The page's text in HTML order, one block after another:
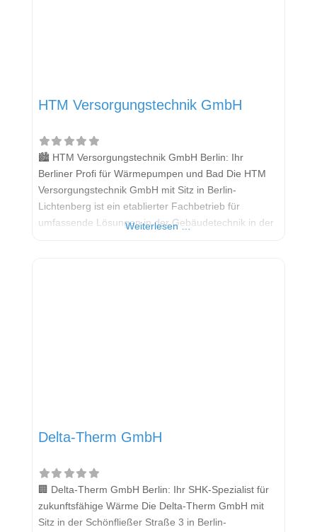
HTM Versorgungstechnik GmbH
🏙️ HTM Versorgungstechnik GmbH Berlin: Ihr
Berliner Profi für Wärmepumpen und Bad Die HTM
Versorgungstechnik GmbH mit Sitz in Berlin-
Lichtenberg ist ein etablierter Fachbetrieb für
umfassende Lösungen in der Gebäudetechnik in der
Weiterlesen …
Delta-Therm GmbH
🏢 Delta-Therm GmbH Berlin: Ihr SHK-Spezialist für
zukunftsfähige Wärme Die Delta-Therm GmbH mit
Sitz in der Schönfließer Straße 3 in Berlin-